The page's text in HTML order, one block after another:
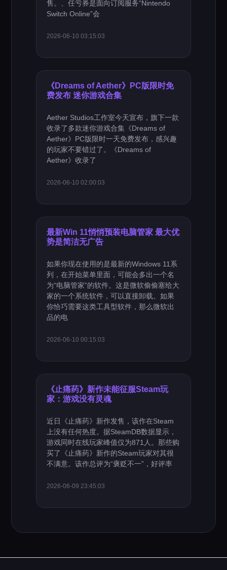
售。、任亏券是面向订阅服务“Nintendo
Switch Online”会
2026-06-10 03:15:03
《Dreams of Aether》PC版限时免
费发布 迷你游戏合集
Aether Studios工作室今天宣布，旗下一款
收录了多款迷你游戏合集《Dreams of
Aether》PC版限时一天免费发布，感兴趣
的玩家不要错过了。《Dreams of
Aether》收录了
2026-06-10 02:00:03
最新Win 11悄悄预装电脑管家 最大优
势是简洁无广告
如果你现在使用的是最新的Windows 11系
列，在开始菜单里面，可能会多出一个名
为“电脑管家”的软件。这是微软偷偷塞给大
家的一个系统软件，可以直接卸载。如果
你恰巧需要这类工具型软件，那么微软出
品的电
2026-06-10 00:15:03
《止痛药》新作未能征服Steam玩
家：游戏没有灵魂
近日《止痛药》新作发售，该作在Steam
上没有任何热度。据SteamDB数据显示，
游戏同时在线玩家峰值仅为871人。那些购
买了《止痛药》新作的Steam玩家对其很
不满意。该作总评为“褒贬不一”，好评率
2026-06-09 23:45:03